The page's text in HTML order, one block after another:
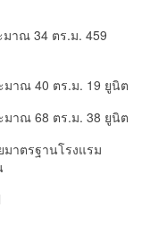
ตร.ม. 459
ร.ม. 19 ยูนิต
ร.ม. 38 ยูนิต
านโรงแรม